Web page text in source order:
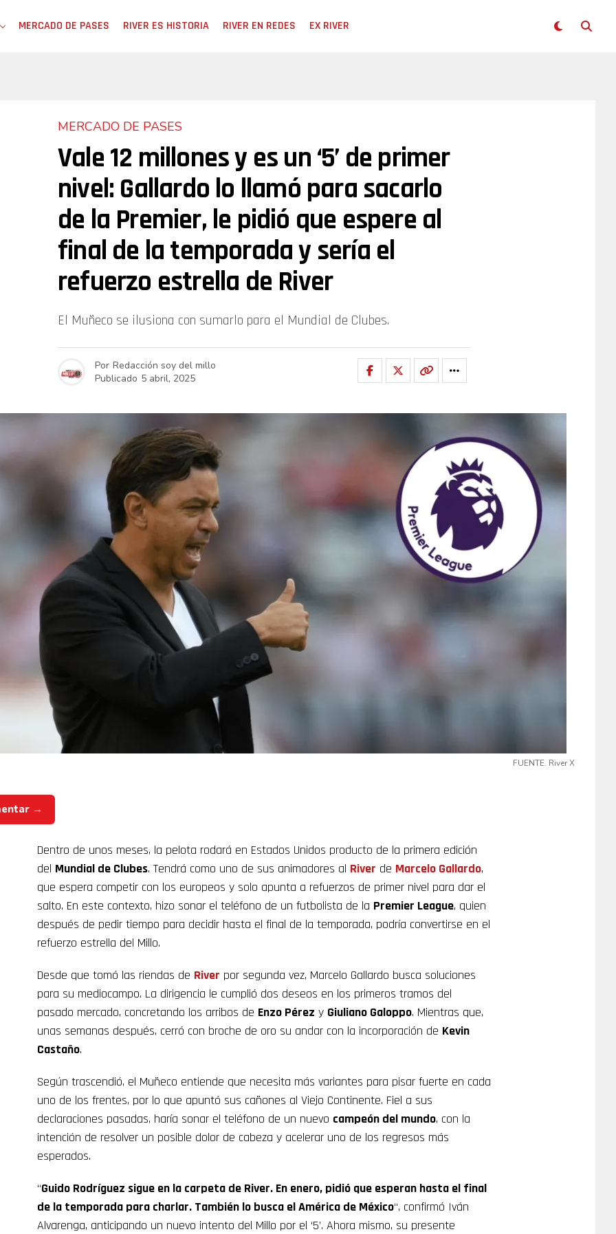
MERCADO DE PASES RIVER ES HISTORIA RIVER EN REDES EX RIVER
MERCADO DE PASES
Vale 12 millones y es un ‘5’ de primer
nivel: Gallardo lo llamó para sacarlo
de la Premier, le pidió que espere al
final de la temporada y sería el
refuerzo estrella de River
El Muñeco se ilusiona con sumarlo para el Mundial de Clubes.
Por Redacción soy del millo
Publicado 5 abril, 2025
FUENTE. River X
→
Dentro de unos meses, la pelota rodará en Estados Unidos producto de la primera edición
del Mundial de Clubes. Tendrá como uno de sus animadores al River de Marcelo Gallardo,
que espera competir con los europeos y solo apunta a refuerzos de primer nivel para dar el
salto. En este contexto, hizo sonar el teléfono de un futbolista de la Premier League, quien
después de pedir tiempo para decidir hasta el final de la temporada, podría convertirse en el
refuerzo estrella del Millo.
Desde que tomó las riendas de River por segunda vez, Marcelo Gallardo busca soluciones
para su mediocampo. La dirigencia le cumplió dos deseos en los primeros tramos del
pasado mercado, concretando los arribos de Enzo Pérez y Giuliano Galoppo. Mientras que,
unas semanas después, cerró con broche de oro su andar con la incorporación de Kevin
Castaño.
Según trascendió, el Muñeco entiende que necesita más variantes para pisar fuerte en cada
uno de los frentes, por lo que apuntó sus cañones al Viejo Continente. Fiel a sus
declaraciones pasadas, haría sonar el teléfono de un nuevo campeón del mundo, con la
intención de resolver un posible dolor de cabeza y acelerar uno de los regresos más
esperados.
“Guido Rodríguez sigue en la carpeta de River. En enero, pidió que esperan hasta el final
de la temporada para charlar. También lo busca el América de México“, confirmó Iván
Alvarenga, anticipando un nuevo intento del Millo por el ‘5’. Ahora mismo, su presente